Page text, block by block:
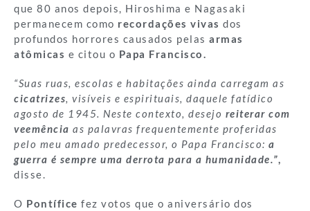
que 80 anos depois, Hiroshima e Nagasaki
permanecem como recordações vivas dos
profundos horrores causados pelas armas
atômicas e citou o Papa Francisco.
“Suas ruas, escolas e habitações ainda carregam as
cicatrizes, visíveis e espirituais, daquele fatídico
agosto de 1945. Neste contexto, desejo reiterar com
veemência as palavras frequentemente proferidas
pelo meu amado predecessor, o Papa Francisco: a
guerra é sempre uma derrota para a humanidade.”,
disse.
O Pontífice fez votos que o aniversário dos